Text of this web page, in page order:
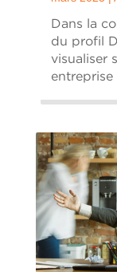
Dans la
du profil
visualiser
entreprise